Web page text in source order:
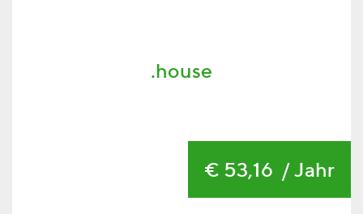
.house
€ 53,16 / Jahr